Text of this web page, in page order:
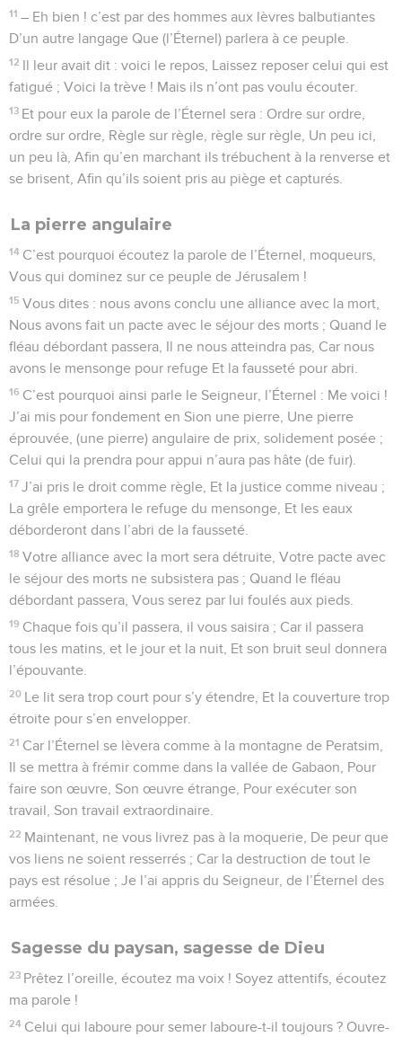
11 – Eh bien ! c’est par des hommes aux lèvres balbutiantes
D’un autre langage Que (l’Éternel) parlera à ce peuple.
12 Il leur avait dit : voici le repos, Laissez reposer celui qui est
fatigué ; Voici la trève ! Mais ils n’ont pas voulu écouter.
13 Et pour eux la parole de l’Éternel sera : Ordre sur ordre,
ordre sur ordre, Règle sur règle, règle sur règle, Un peu ici,
un peu là, Afin qu’en marchant ils trébuchent à la renverse et
se brisent, Afin qu’ils soient pris au piège et capturés.
La pierre angulaire
14 C’est pourquoi écoutez la parole de l’Éternel, moqueurs,
Vous qui dominez sur ce peuple de Jérusalem !
15 Vous dites : nous avons conclu une alliance avec la mort,
Nous avons fait un pacte avec le séjour des morts ; Quand le
fléau débordant passera, Il ne nous atteindra pas, Car nous
avons le mensonge pour refuge Et la fausseté pour abri.
16 C’est pourquoi ainsi parle le Seigneur, l’Éternel : Me voici !
J’ai mis pour fondement en Sion une pierre, Une pierre
éprouvée, (une pierre) angulaire de prix, solidement posée ;
Celui qui la prendra pour appui n’aura pas hâte (de fuir).
17 J’ai pris le droit comme règle, Et la justice comme niveau ;
La grêle emportera le refuge du mensonge, Et les eaux
déborderont dans l’abri de la fausseté.
18 Votre alliance avec la mort sera détruite, Votre pacte avec
le séjour des morts ne subsistera pas ; Quand le fléau
débordant passera, Vous serez par lui foulés aux pieds.
19 Chaque fois qu’il passera, il vous saisira ; Car il passera
tous les matins, et le jour et la nuit, Et son bruit seul donnera
l’épouvante.
20 Le lit sera trop court pour s’y étendre, Et la couverture trop
étroite pour s’en envelopper.
21 Car l’Éternel se lèvera comme à la montagne de Peratsim,
Il se mettra à frémir comme dans la vallée de Gabaon, Pour
faire son œuvre, Son œuvre étrange, Pour exécuter son
travail, Son travail extraordinaire.
22 Maintenant, ne vous livrez pas à la moquerie, De peur que
vos liens ne soient resserrés ; Car la destruction de tout le
pays est résolue ; Je l’ai appris du Seigneur, de l’Éternel des
armées.
Sagesse du paysan, sagesse de Dieu
23 Prêtez l’oreille, écoutez ma voix ! Soyez attentifs, écoutez
ma parole !
24 Celui qui laboure pour semer laboure-t-il toujours ? Ouvre-